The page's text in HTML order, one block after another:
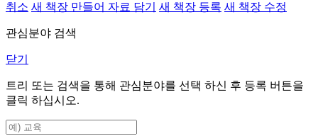
취소 새 책장 만들어 자료 담기 새 책장 등록 새 책장 수정
관심분야 검색
닫기
트리 또는 검색을 통해 관심분야를 선택 하신 후 등록 버튼을
클릭 하십시오.